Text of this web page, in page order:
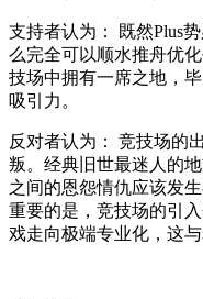
支持者认为： 既然Plus
么完全可以顺水推舟优
技场中拥有一席之地，
吸引力。
反对者认为： 竞技场的
叛。经典旧世最迷人的
之间的恩怨情仇应该发
重要的是，竞技场的引
戏走向极端专业化，这